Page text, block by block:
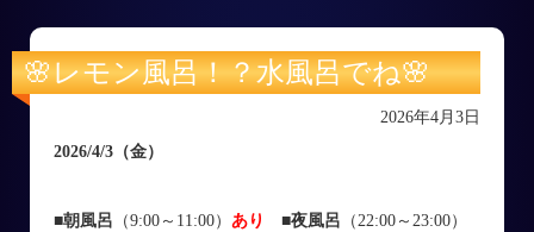
🌸レモン風呂！？水風呂でね🌸
2026年4月3日
2026/4/3 （金）
■朝風呂 （9:00～11:00） あり ■夜風呂 （22:00～23:00）